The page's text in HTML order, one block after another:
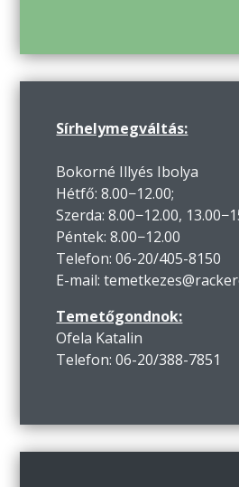
Sírhelymegváltás:
Bokorné Illyés Ibolya
Hétfő: 8.00−12.00;
Szerda: 8.00−12.00,
Péntek: 8.00−12.00
Telefon: 06-20/405-8150
E-mail:
Temetőgondnok:
Ofela Katalin
Telefon: 06-20/388-7851